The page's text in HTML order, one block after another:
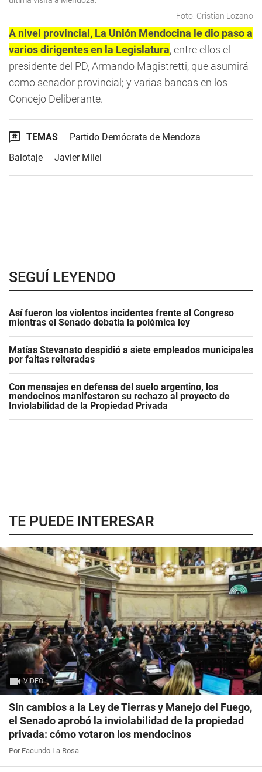
Foto: Cristian Lozano
A nivel provincial, La Unión Mendocina le dio paso a
varios dirigentes en la Legislatura, entre ellos el
presidente del PD, Armando Magistretti, que asumirá
como senador provincial; y varias bancas en los
Concejo Deliberante.
TEMAS
Partido Demócrata de Mendoza
Balotaje
Javier Milei
SEGUÍ LEYENDO
Así fueron los violentos incidentes frente al Congreso
mientras el Senado debatía la polémica ley
Matías Stevanato despidió a siete empleados municipales
por faltas reiteradas
Con mensajes en defensa del suelo argentino, los
mendocinos manifestaron su rechazo al proyecto de
Inviolabilidad de la Propiedad Privada
TE PUEDE INTERESAR
VIDEO
Sin cambios a la Ley de Tierras y Manejo del Fuego,
el Senado aprobó la inviolabilidad de la propiedad
privada: cómo votaron los mendocinos
Por Facundo La Rosa